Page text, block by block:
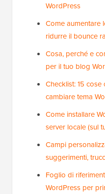
WordPress
Come aumentare
ridurre il bounce
Cosa, perché e
per il tuo blog
Checklist: 15
cambiare tema
Come installare
server locale (sul
Campi
suggerimenti,
Foglio di
WordPress per